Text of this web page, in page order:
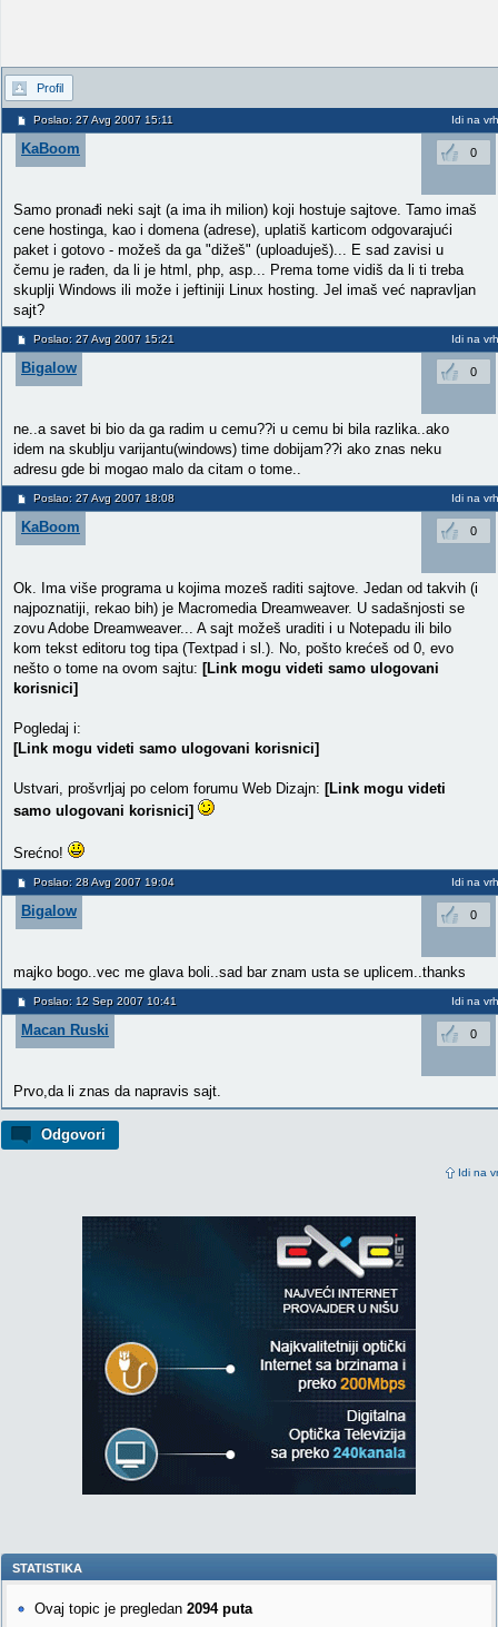
Odgovori
Idi na
Profil
Poslao: 27 Avg 2007 15:11 Idi na vrh
KaBoom 0
Samo pronađi neki sajt (a ima ih milion) koji hostuje sajtove. Tamo imaš
cene hostinga, kao i domena (adrese), uplatiš karticom odgovarajući
paket i gotovo - možeš da ga "dižeš" (uploaduješ)... E sad zavisi u
čemu je rađen, da li je html, php, asp... Prema tome vidiš da li ti treba
skuplji Windows ili može i jeftiniji Linux hosting. Jel imaš već napravljan
sajt?
Poslao: 27 Avg 2007 15:21 Idi na vrh
Bigalow 0
ne..a savet bi bio da ga radim u cemu??i u cemu bi bila razlika..ako
idem na skublju varijantu(windows) time dobijam??i ako znas neku
adresu gde bi mogao malo da citam o tome..
Poslao: 27 Avg 2007 18:08 Idi na vrh
KaBoom 0
Ok. Ima više programa u kojima mozeš raditi sajtove. Jedan od takvih (i
najpoznatiji, rekao bih) je Macromedia Dreamweaver. U sadašnjosti se
zovu Adobe Dreamweaver... A sajt možeš uraditi i u Notepadu ili bilo
kom tekst editoru tog tipa (Textpad i sl.). No, pošto krećeš od 0, evo
nešto o tome na ovom sajtu: [Link mogu videti samo ulogovani
korisnici]
Pogledaj i:
[Link mogu videti samo ulogovani korisnici]
Ustvari, prošvrljaj po celom forumu Web Dizajn: [Link mogu videti
samo ulogovani korisnici]
Srećno!
Poslao: 28 Avg 2007 19:04 Idi na vrh
Bigalow 0
majko bogo..vec me glava boli..sad bar znam usta se uplicem..thanks
Poslao: 12 Sep 2007 10:41 Idi na vrh
Macan Ruski 0
Prvo,da li znas da napravis sajt.
STATISTIKA
Ovaj topic je pregledan 2094 puta